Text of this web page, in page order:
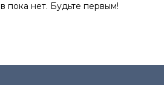
пока нет. Будьте первым!